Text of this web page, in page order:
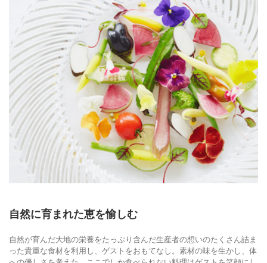
自然に育まれた恵を愉しむ
自然が育んだ大地の栄養をたっぷり含んだ生産者の想いのたくさん詰ま
った貴重な食材を利用し、ゲストをおもてなし。素材の味を生かし、体